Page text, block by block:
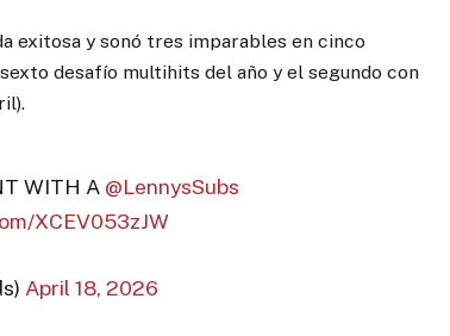
exitosa y sonó tres imparables en cinco
desafío multihits del año y el segundo con
WITH A @LennysSubs
XCEV053zJW
April 18, 2026